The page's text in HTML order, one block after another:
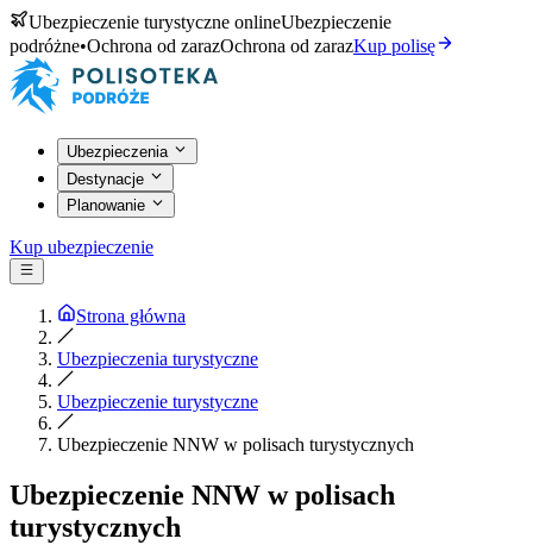
Ubezpieczenie turystyczne onlineUbezpieczenie
podróżne•Ochrona od zarazOchrona od zarazKup polisę
Ubezpieczenia
Destynacje
Planowanie
Kup ubezpieczenie
Strona główna
Ubezpieczenia turystyczne
Ubezpieczenie turystyczne
Ubezpieczenie NNW w polisach turystycznych
Ubezpieczenie NNW w polisach
turystycznych